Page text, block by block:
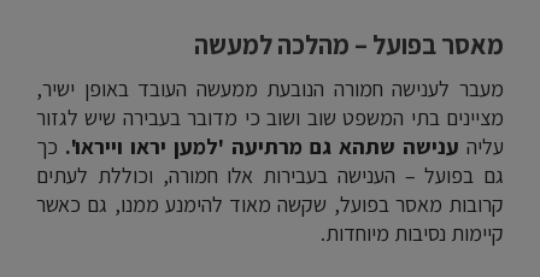
מאסר בפועל – מהלכה למעשה
מעבר לענישה חמורה הנובעת ממעשה העובד באופן ישיר,
מציינים בתי המשפט שוב ושוב כי מדובר בעבירה שיש לגזור
עליה ענישה שתהא גם מרתיעה 'למען יראו וייראו'. כך
גם בפועל – הענישה בעבירות אלו חמורה, וכוללת לעתים
קרובות מאסר בפועל, שקשה מאוד להימנע ממנו, גם כאשר
קיימות נסיבות מיוחדות.